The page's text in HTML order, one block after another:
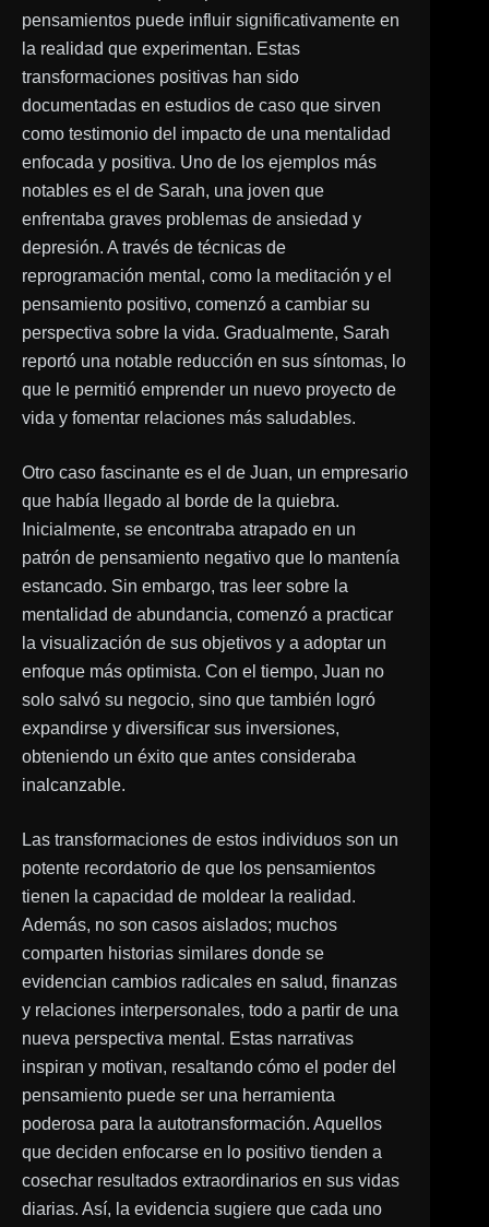
pensamientos puede influir significativamente en
la realidad que experimentan. Estas
transformaciones positivas han sido
documentadas en estudios de caso que sirven
como testimonio del impacto de una mentalidad
enfocada y positiva. Uno de los ejemplos más
notables es el de Sarah, una joven que
enfrentaba graves problemas de ansiedad y
depresión. A través de técnicas de
reprogramación mental, como la meditación y el
pensamiento positivo, comenzó a cambiar su
perspectiva sobre la vida. Gradualmente, Sarah
reportó una notable reducción en sus síntomas, lo
que le permitió emprender un nuevo proyecto de
vida y fomentar relaciones más saludables.
Otro caso fascinante es el de Juan, un empresario
que había llegado al borde de la quiebra.
Inicialmente, se encontraba atrapado en un
patrón de pensamiento negativo que lo mantenía
estancado. Sin embargo, tras leer sobre la
mentalidad de abundancia, comenzó a practicar
la visualización de sus objetivos y a adoptar un
enfoque más optimista. Con el tiempo, Juan no
solo salvó su negocio, sino que también logró
expandirse y diversificar sus inversiones,
obteniendo un éxito que antes consideraba
inalcanzable.
Las transformaciones de estos individuos son un
potente recordatorio de que los pensamientos
tienen la capacidad de moldear la realidad.
Además, no son casos aislados; muchos
comparten historias similares donde se
evidencian cambios radicales en salud, finanzas
y relaciones interpersonales, todo a partir de una
nueva perspectiva mental. Estas narrativas
inspiran y motivan, resaltando cómo el poder del
pensamiento puede ser una herramienta
poderosa para la autotransformación. Aquellos
que deciden enfocarse en lo positivo tienden a
cosechar resultados extraordinarios en sus vidas
diarias. Así, la evidencia sugiere que cada uno